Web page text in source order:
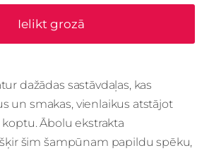
Ielikt grozā
dažādas sastāvdaļas, kas
un smakas, vienlaikus atstājot
Ābolu ekstrakta
šim šampūnam papildu spēku,